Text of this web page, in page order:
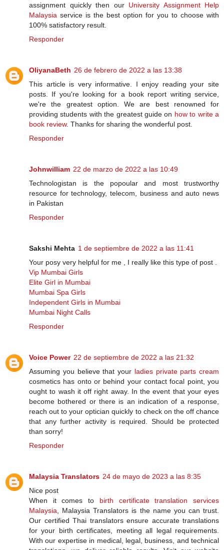
assignment quickly then our University Assignment Help
Malaysia service is the best option for you to choose with
100% satisfactory result.
Responder
OliyanaBeth 26 de febrero de 2022 a las 13:38
This article is very informative. I enjoy reading your site
posts. If you're looking for a book report writing service,
we're the greatest option. We are best renowned for
providing students with the greatest guide on how to write a
book review. Thanks for sharing the wonderful post.
Responder
Johnwilliam 22 de marzo de 2022 a las 10:49
Technologistan is the popoular and most trustworthy
resource for technology, telecom, business and auto news
in Pakistan
Responder
Sakshi Mehta 1 de septiembre de 2022 a las 11:41
Your posy very helpful for me , I really like this type of post .
Vip Mumbai Girls
Elite Girl in Mumbai
Mumbai Spa Girls
Independent Girls in Mumbai
Mumbai Night Calls
Responder
Voice Power 22 de septiembre de 2022 a las 21:32
Assuming you believe that your ladies private parts cream
cosmetics has onto or behind your contact focal point, you
ought to wash it off right away. In the event that your eyes
become bothered or there is an indication of a response,
reach out to your optician quickly to check on the off chance
that any further activity is required. Should be protected
than sorry!
Responder
Malaysia Translators 24 de mayo de 2023 a las 8:35
Nice post
When it comes to birth certificate translation services
Malaysia, Malaysia Translators is the name you can trust.
Our certified Thai translators ensure accurate translations
for your birth certificates, meeting all legal requirements.
With our expertise in medical, legal, business, and technical